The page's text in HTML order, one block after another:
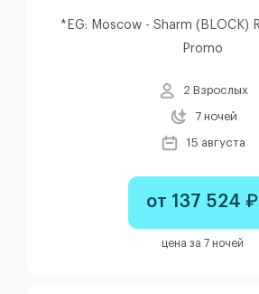
*EG: Moscow - Sharm (BLOCK)
Promo
2 Взрослых
7 ночей
15 августа
от 137 524 ₽
цена за 7 ночей